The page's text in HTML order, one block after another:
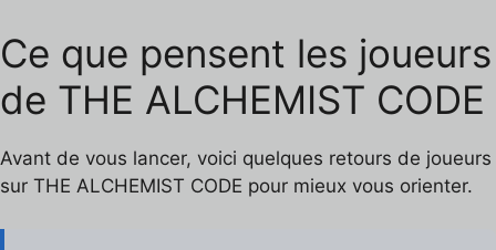
Ce que pensent les joueurs
de THE ALCHEMIST CODE
Avant de vous lancer, voici quelques retours de joueurs
sur THE ALCHEMIST CODE pour mieux vous orienter.